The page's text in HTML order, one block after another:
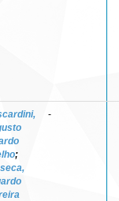
;
-